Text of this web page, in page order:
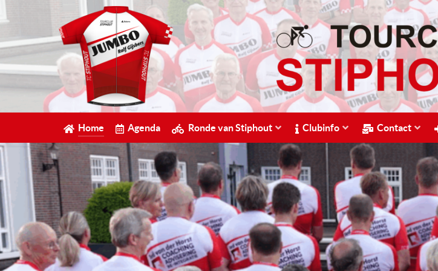
Home Agenda Ronde van Stiphout Clubinfo Contact